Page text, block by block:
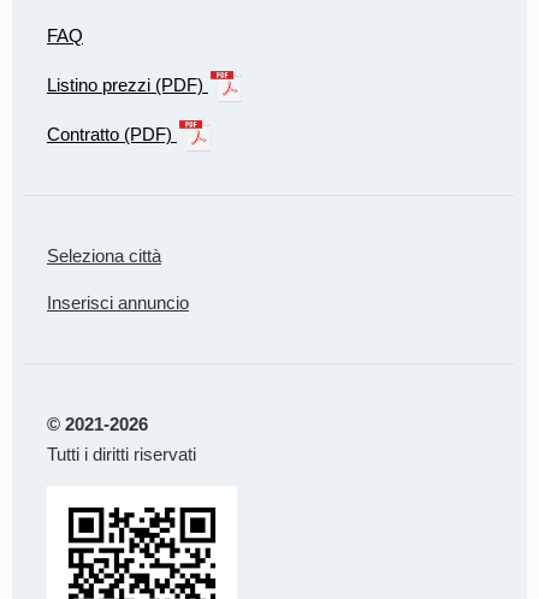
FAQ
Listino prezzi (PDF)
Contratto (PDF)
Seleziona città
Inserisci annuncio
© 2021-2026
Tutti i diritti riservati